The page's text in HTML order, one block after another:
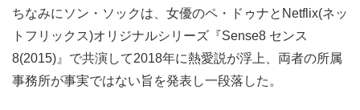
ちなみにソン・ソックは、女優のペ・ドゥナとNetflix(ネッ
トフリックス)オリジナルシリーズ『Sense8 センス
8(2015)』で共演して2018年に熱愛説が浮上、両者の所属
事務所が事実ではない旨を発表し一段落した。